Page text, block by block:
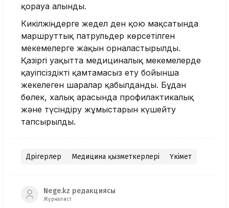
қорғауға алынды.
Кикілжіңдерге жедел ден қою мақсатында
маршруттық патрульдер көрсетілген
мекемелерге жақын орналастырылды.
Қазіргі уақытта медициналық мекемелерде
қауіпсіздікті қамтамасыз ету бойынша
жекелеген шаралар қабылданды. Бұдан
бөлек, халық арасында профилактикалық
және түсіндіру жұмыстарын күшейту
тапсырылды.
Дәрігерлер Медицина қызметкерлері Үкімет
Nege.kz редакциясы
Журналист